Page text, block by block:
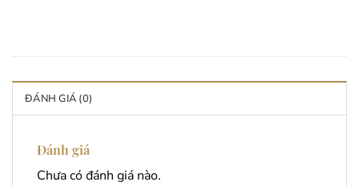
ĐÁNH GIÁ (0)
Đánh giá
Chưa có đánh giá nào.